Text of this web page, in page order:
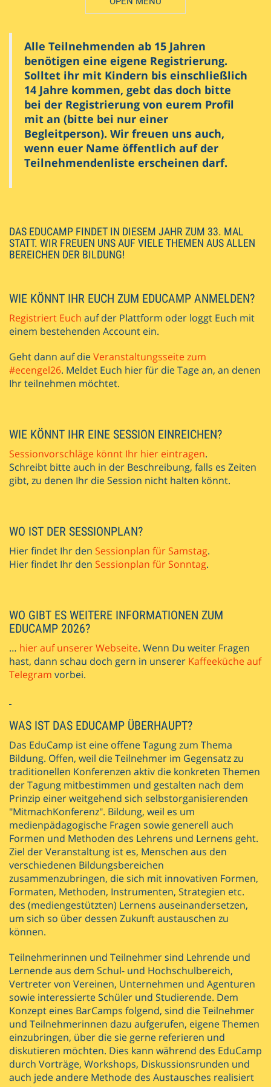
Register
DESCRIPTION
Alle Teilnehmenden ab 15 Jahren
benötigen eine eigene Registrierung.
Solltet ihr mit Kindern bis einschließlich
14 Jahre kommen, gebt das doch bitte
bei der Registrierung von eurem Profil
mit an (bitte bei nur einer
Begleitperson). Wir freuen uns auch,
wenn euer Name öffentlich auf der
Teilnehmendenliste erscheinen darf.
DAS EDUCAMP FINDET IN DIESEM JAHR ZUM 33. MAL
STATT. WIR FREUEN UNS AUF VIELE THEMEN AUS ALLEN
BEREICHEN DER BILDUNG!
WIE KÖNNT IHR EUCH ZUM EDUCAMP ANMELDEN?
Registriert Euch auf der Plattform oder loggt Euch mit
einem bestehenden Account ein.
Geht dann auf dieVeranstaltungsseite zum
#ecengel26. Meldet Euch hier für die Tage an, an denen
Ihr teilnehmen möchtet.
WIE KÖNNT IHR EINE SESSION EINREICHEN?
Sessionvorschläge könnt Ihr hier eintragen.
Schreibt bitte auch in der Beschreibung, falls es Zeiten
gibt, zu denen Ihr die Session nicht halten könnt.
WO IST DER SESSIONPLAN?
Hier findet Ihr den Sessionplan für Samstag.
Hier findet Ihr den Sessionplan für Sonntag.
WO GIBT ES WEITERE INFORMATIONEN ZUM
EDUCAMP 2026?
… hier auf unserer Webseite. Wenn Du weiter Fragen
hast, dann schau doch gern in unserer Kaffeeküche auf
Telegram vorbei.
WAS IST DAS EDUCAMP ÜBERHAUPT?
Das EduCamp ist eine offene Tagung zum Thema
Bildung. Offen, weil die Teilnehmer im Gegensatz zu
traditionellen Konferenzen aktiv die konkreten Themen
der Tagung mitbestimmen und gestalten­ nach dem
Prinzip einer weitgehend sich selbstorganisierenden
"Mit­mach­Konferenz". Bildung, weil es um
medienpädagogische Fragen sowie generell auch
Formen und Methoden des Lehrens und Lernens geht.
Ziel der Veranstaltung ist es, Menschen aus den
verschiedenen Bildungsbereichen
zusammenzubringen, die sich mit innovativen Formen,
Formaten, Methoden, Instrumenten, Strategien etc.
des (mediengestützten) Lernens auseinandersetzen,
um sich so über dessen Zukunft austauschen zu
können.
Teilnehmerinnen und Teilnehmer sind Lehrende und
Lernende aus dem Schul­- und Hochschulbereich,
Vertreter von Vereinen, Unternehmen und Agenturen
sowie interessierte Schüler und Studierende. Dem
Konzept eines BarCamps folgend, sind die Teilnehmer
und Teilnehmerinnen dazu aufgerufen, eigene Themen
einzubringen, über die sie gerne referieren und
diskutieren möchten. Dies kann während des EduCamp
durch Vorträge, Workshops, Diskussionsrunden und
auch jede andere Methode des Austausches realisiert